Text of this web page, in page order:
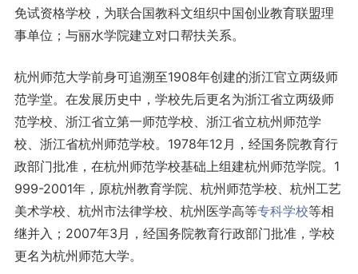
免试资格学校，为联合国教科文组织中国创业教育联盟理
事单位；与丽水学院建立对口帮扶关系。
杭州师范大学前身可追溯至1908年创建的浙江官立两级师
范学堂。在发展历史中，学校先后更名为浙江省立两级师
范学校、浙江省立第一师范学校、浙江省立杭州师范学
校、浙江省杭州师范学校。1978年12月，经国务院教育行
政部门批准，在杭州师范学校基础上组建杭州师范学院。1
999-2001年，原杭州教育学院、杭州师范学校、杭州工艺
美术学校、杭州市法律学校、杭州医学高等专科学校等相
继并入；2007年3月，经国务院教育行政部门批准，学校
更名为杭州师范大学。